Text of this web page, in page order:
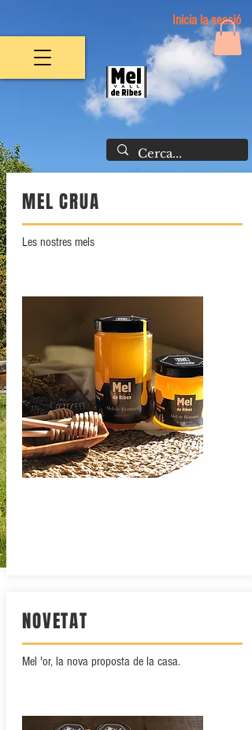
Inicia la sessió
MEL CRUA
Les nostres mels
NOVETAT
Mel 'or, la nova proposta de la casa.